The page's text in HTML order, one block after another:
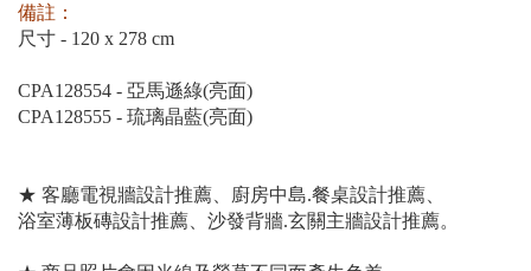
備註：
尺寸 - 120 x 278 cm
CPA128554 - 亞馬遜綠(亮面)
CPA128555 - 琉璃晶藍(亮面)
★ 客廳電視牆設計推薦、廚房中島.餐桌設計推薦、
浴室薄板磚設計推薦、沙發背牆.玄關主牆設計推薦。